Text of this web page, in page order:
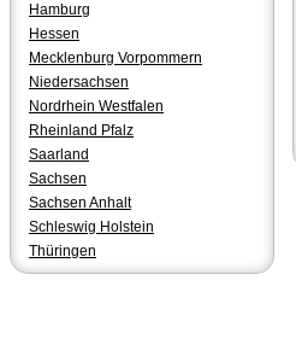
Hamburg
Hessen
Mecklenburg Vorpommern
Niedersachsen
Nordrhein Westfalen
Rheinland Pfalz
Saarland
Sachsen
Sachsen Anhalt
Schleswig Holstein
Thüringen